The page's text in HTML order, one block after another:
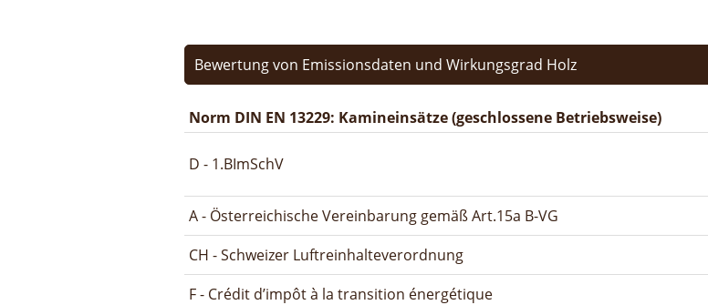
Bewertung von Emissionsdaten und Wirkungsgrad Holz
Norm DIN EN 13229: Kamineinsätze (geschlossene Betriebsweise)
D - 1.BImSchV
A - Österreichische Vereinbarung gemäß Art.15a B-VG
CH - Schweizer Luftreinhalteverordnung
F - Crédit d’impôt à la transition énergétique